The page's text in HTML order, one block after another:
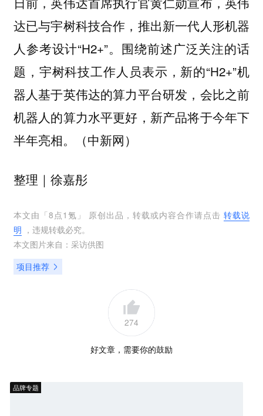
达已与宇树科技合作，推出新一代人形机器
人参考设计“H2+”。围绕前述广泛关注的话
题，宇树科技工作人员表示，新的“H2+”机
器人基于英伟达的算力平台研发，会比之前
机器人的算力水平更好，新产品将于今年下
半年亮相。（中新网）
整理 ｜徐嘉彤
本文由「8点1氪 」 原创出品，转载或内容合作请点击转载说
明 ，违规转载必究。
本文图片来自： 采访供图
项目推荐
274
好文章，需要你的鼓励
品牌专题